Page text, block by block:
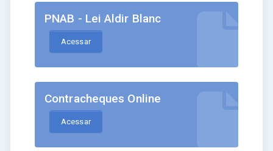
PNAB - Lei Aldir Blanc
Acessar
Contracheques Online
Acessar